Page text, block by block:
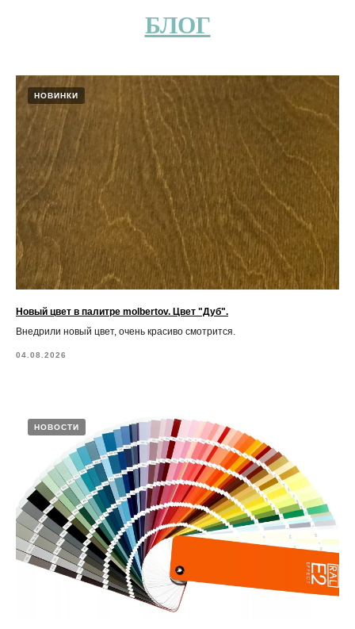
БЛОГ
НОВИНКИ
Новый цвет в палитре molbertov. Цвет "Дуб".
Внедрили новый цвет, очень красиво смотрится.
04.08.2026
НОВОСТИ